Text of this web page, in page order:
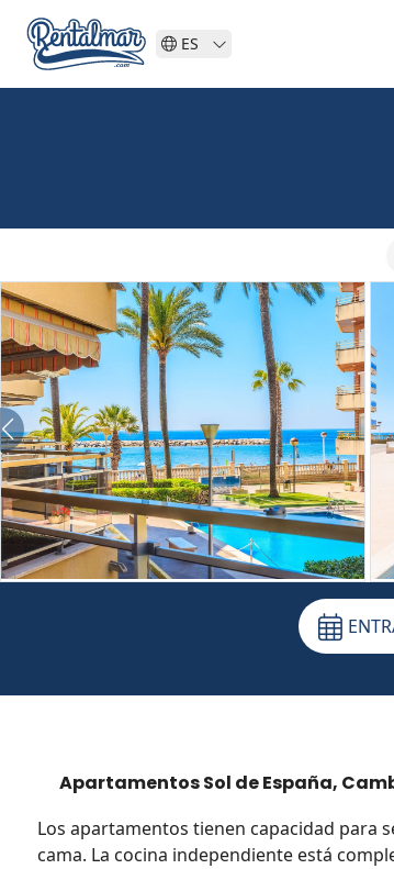
ES
Apartamentos Sol de España,
Los apartamentos tienen capacidad para
cama. La cocina independiente está